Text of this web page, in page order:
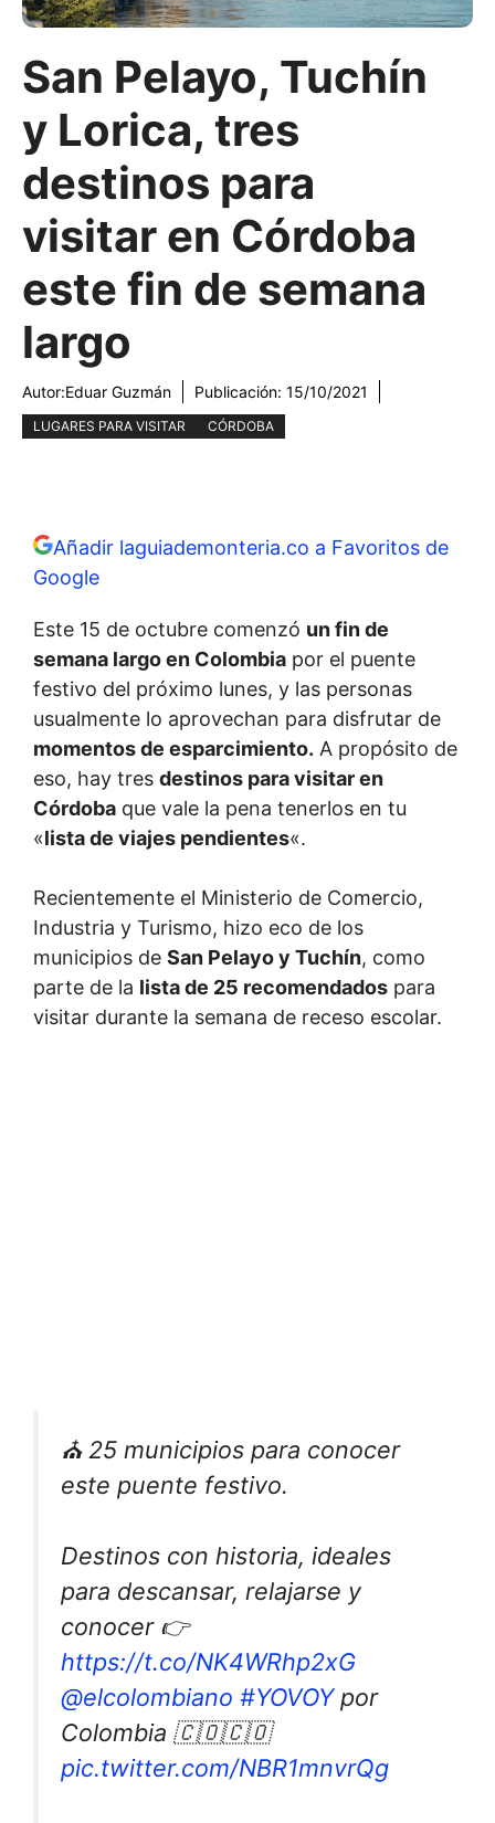
San Pelayo, Tuchín
y Lorica, tres
destinos para
visitar en Córdoba
este fin de semana
largo
Autor:Eduar Guzmán Publicación: 15/10/2021
LUGARES PARA VISITAR CÓRDOBA
Añadir laguiademonteria.co a Favoritos de
Google
Este 15 de octubre comenzó un fin de
semana largo en Colombia por el puente
festivo del próximo lunes, y las personas
usualmente lo aprovechan para disfrutar de
momentos de esparcimiento. A propósito de
eso, hay tres destinos para visitar en
Córdoba que vale la pena tenerlos en tu
«lista de viajes pendientes«.
Recientemente el Ministerio de Comercio,
Industria y Turismo, hizo eco de los
municipios de San Pelayo y Tuchín, como
parte de la lista de 25 recomendados para
visitar durante la semana de receso escolar.
⛪ 25 municipios para conocer
este puente festivo.
Destinos con historia, ideales
para descansar, relajarse y
conocer 👉
https://t.co/NK4WRhp2xG
@elcolombiano #YOVOYpor
Colombia 🇨🇴🇨🇴
pic.twitter.com/NBR1mnvrQg